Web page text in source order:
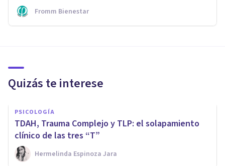
Fromm Bienestar
Quizás te interese
PSICOLOGÍA
TDAH, Trauma Complejo y TLP: el solapamiento
clínico de las tres “T”
Hermelinda Espinoza Jara